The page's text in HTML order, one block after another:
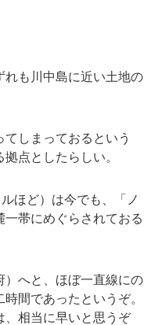
れも川中島に近い土地の
しまっておるという
点としたらしい。
ルほど）は今でも、「ノ
帯にめぐらされておる
）へと、ほぼ一直線にの
間であったというぞ。
、相当に早いと思うぞ